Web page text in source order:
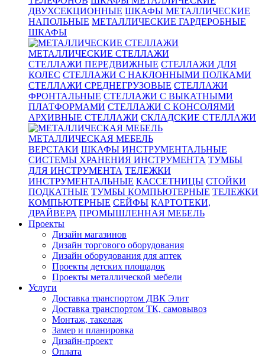
ДВУХСЕКЦИОННЫЕ ШКАФЫ МЕТАЛЛИЧЕСКИЕ
НАПОЛЬНЫЕ МЕТАЛЛИЧЕСКИЕ ГАРДЕРОБНЫЕ
ШКАФЫ
МЕТАЛЛИЧЕСКИЕ СТЕЛЛАЖИ
СТЕЛЛАЖИ ПЕРЕДВИЖНЫЕ СТЕЛЛАЖИ ДЛЯ
КОЛЕС СТЕЛЛАЖИ С НАКЛОННЫМИ ПОЛКАМИ
СТЕЛЛАЖИ СРЕДНЕГРУЗОВЫЕ СТЕЛЛАЖИ
ФРОНТАЛЬНЫЕ СТЕЛЛАЖИ С ВЫКАТНЫМИ
ПЛАТФОРМАМИ СТЕЛЛАЖИ С КОНСОЛЯМИ
АРХИВНЫЕ СТЕЛЛАЖИ СКЛАДСКИЕ СТЕЛЛАЖИ
МЕТАЛЛИЧЕСКАЯ МЕБЕЛЬ
ВЕРСТАКИ ШКАФЫ ИНСТРУМЕНТАЛЬНЫЕ
СИСТЕМЫ ХРАНЕНИЯ ИНСТРУМЕНТА ТУМБЫ
ДЛЯ ИНСТРУМЕНТА ТЕЛЕЖКИ
ИНСТРУМЕНТАЛЬНЫЕ КАССЕТНИЦЫ СТОЙКИ
ПОДКАТНЫЕ ТУМБЫ КОМПЬЮТЕРНЫЕ ТЕЛЕЖКИ
КОМПЬЮТЕРНЫЕ СЕЙФЫ КАРТОТЕКИ,
ДРАЙВЕРА ПРОМЫШЛЕННАЯ МЕБЕЛЬ
Проекты
Дизайн магазинов
Дизайн торгового оборудования
Дизайн оборудования для аптек
Проекты детских площадок
Проекты металлической мебели
Услуги
Доставка транспортом ДВК Элит
Доставка транспортом ТК, самовывоз
Монтаж, такелаж
Замер и планировка
Дизайн-проект
Оплата